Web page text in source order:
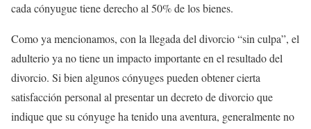
cada cónyugue tiene derecho al 50% de los bienes.
Como ya mencionamos, con la llegada del divorcio “sin culpa”, el
adulterio ya no tiene un impacto importante en el resultado del
divorcio. Si bien algunos cónyuges pueden obtener cierta
satisfacción personal al presentar un decreto de divorcio que
indique que su cónyuge ha tenido una aventura, generalmente no